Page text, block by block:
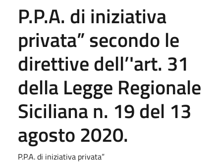
P.P.A. di iniziativa
privata” secondo le
direttive dell’'art. 31
della Legge Regionale
Siciliana n. 19 del 13
agosto 2020.
P.P.A. di iniziativa privata”